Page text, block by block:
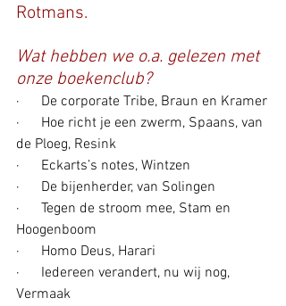
Rotmans.
Wat hebben we o.a. gelezen met
onze boekenclub?
·      De corporate Tribe, Braun en Kramer
·      Hoe richt je een zwerm, Spaans, van
de Ploeg, Resink
·      Eckarts’s notes, Wintzen
·      De bijenherder, van Solingen
·      Tegen de stroom mee, Stam en
Hoogenboom
·      Homo Deus, Harari
·      Iedereen verandert, nu wij nog,
Vermaak